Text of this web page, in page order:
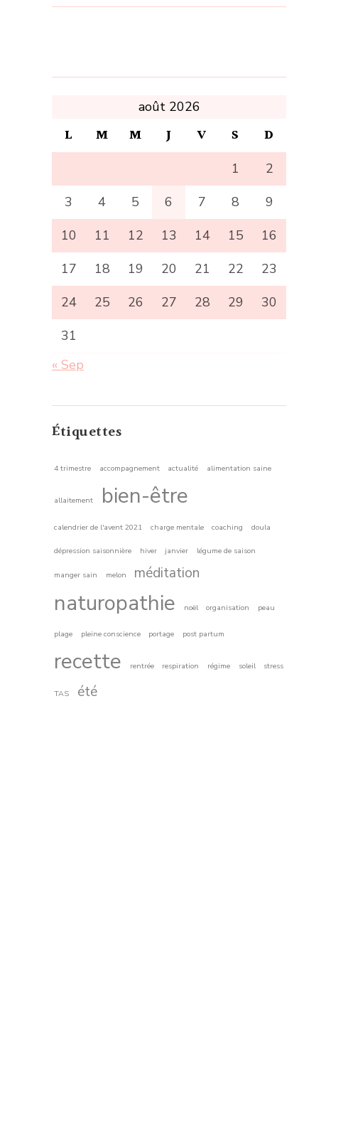
août 2026
L M M J V S D
1
2
3
4 5 6 7 8
9
10
11 12 13 14 15
16
17
18 19 20 21 22
23
24
25 26 27 28 29
30
31
« Sep
Étiquettes
4 trimestre accompagnement actualité alimentation saine
allaitement bien-être
calendrier de l'avent 2021 charge mentale coaching doula
dépression saisonnière hiver janvier légume de saison
manger sain melon méditation
naturopathie noël organisation peau
plage pleine conscience portage post partum
recette rentrée respiration régime soleil stress
TAS été